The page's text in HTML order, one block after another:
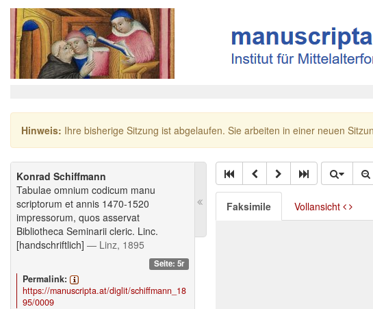
Hinweis: Ihre bisherige Sitzung ist abgelaufen. Sie arbeiten in einer neuen
Konrad Schiffmann
Tabulae omnium codicum manu
scriptorum et annis 1470-1520
impressorum, quos asservat
Bibliotheca Seminarii cleric. Linc.
[handschriftlich] — Linz, 1895
Seite: 5r
Permalink:
https://manuscripta.at/diglit/schiffmann_18
95/0009
Faksimile Vollansicht